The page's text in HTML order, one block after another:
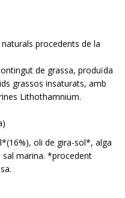
procedents de la
de grassa, produïda
grassos insaturats, amb
Lithothamnium.
oli de gira-sol*, alga
marina. *procedent